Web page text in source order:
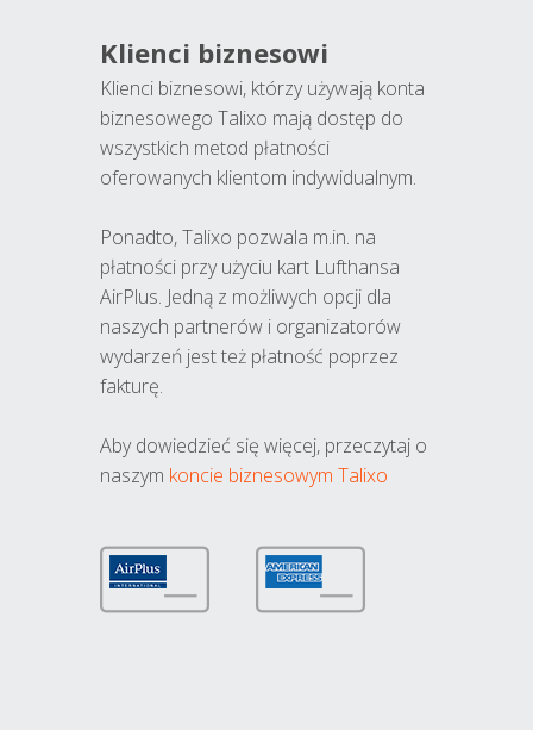
Klienci biznesowi
Klienci biznesowi, którzy używają konta
biznesowego Talixo mają dostęp do
wszystkich metod płatności
oferowanych klientom indywidualnym.
Ponadto, Talixo pozwala m.in. na
płatności przy użyciu kart Lufthansa
AirPlus. Jedną z możliwych opcji dla
naszych partnerów i organizatorów
wydarzeń jest też płatność poprzez
fakturę.
Aby dowiedzieć się więcej, przeczytaj o
naszym koncie biznesowym Talixo